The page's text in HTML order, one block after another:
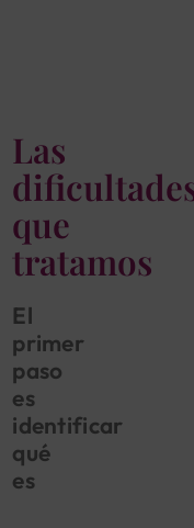
Las
que
tratamos
El
primer
paso
es
identificar
qué
es